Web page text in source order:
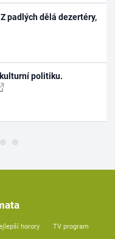
padlých dělá dezertéry,
politiku.
horory TV program